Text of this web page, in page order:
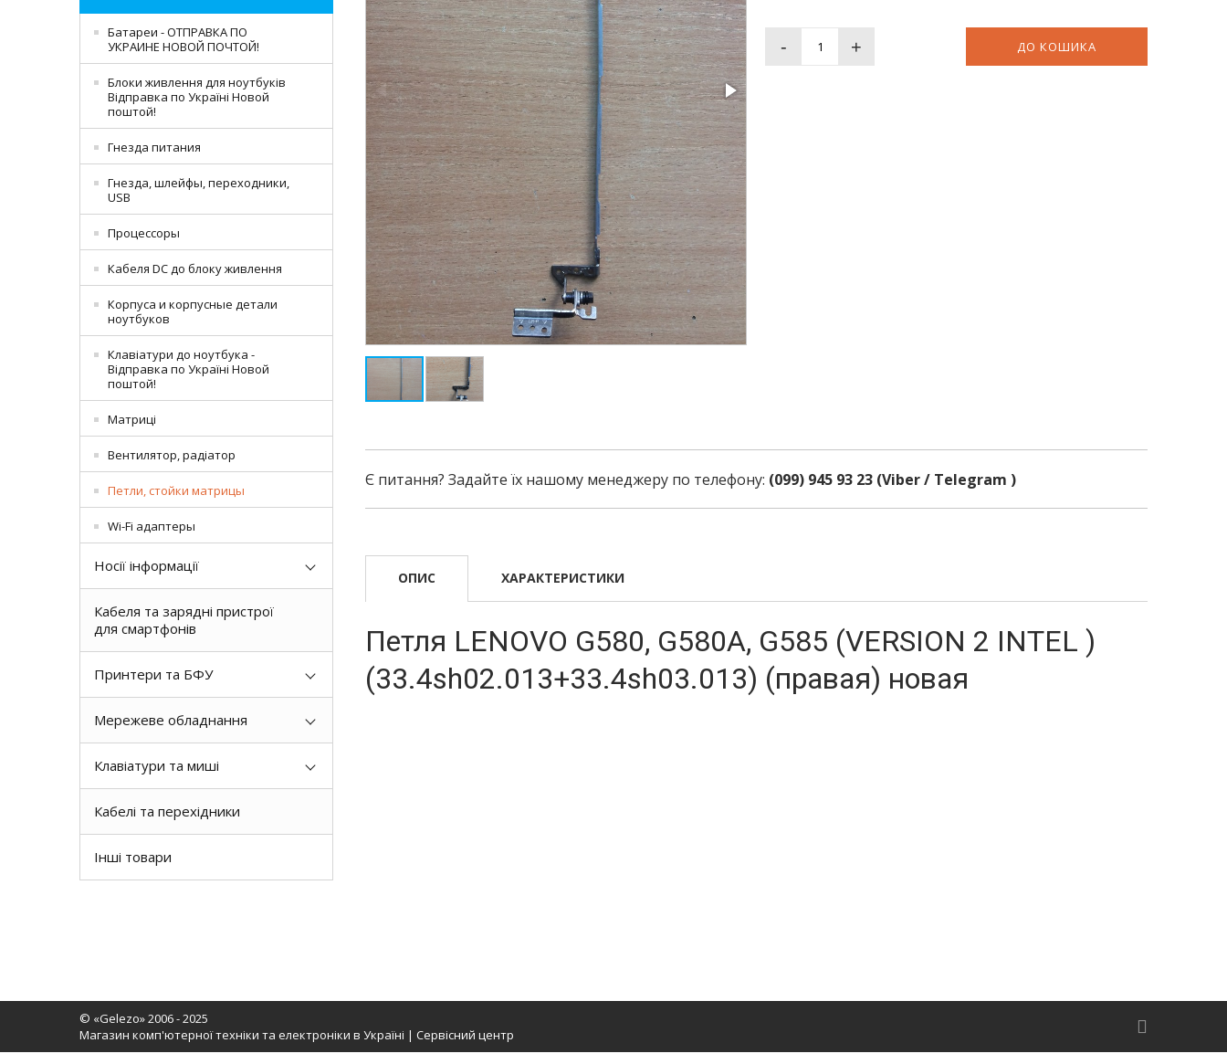
- + ДО КОШИКА
Є питання? Задайте їх нашому менеджеру по телефону: (099) 945 93 23 (Viber / Telegram )
ОПИС ХАРАКТЕРИСТИКИ
Петля LENOVO G580, G580A, G585 (VERSION 2 INTEL )
(33.4sh02.013+33.4sh03.013) (правая) новая
Батареи - ОТПРАВКА ПО
УКРАИНЕ НОВОЙ ПОЧТОЙ!
Блоки живлення для ноутбуків
Відправка по Україні Новой
поштой!
Гнезда питания
Гнезда, шлейфы, переходники,
USB
Процессоры
Кабеля DC до блоку живлення
Корпуса и корпусные детали
ноутбуков
Клавіатури до ноутбука -
Відправка по Україні Новой
поштой!
Матриці
Вентилятор, радіатор
Петли, стойки матрицы
Wi-Fi адаптеры
Носії інформації
Кабеля та зарядні пристрої
для смартфонів
Принтери та БФУ
Мережеве обладнання
Клавіатури та миші
Кабелі та перехідники
Інші товари
© «Gelezo» 2006 - 2025
Магазин комп'ютерної техніки та електроніки в Україні | Сервісний центр